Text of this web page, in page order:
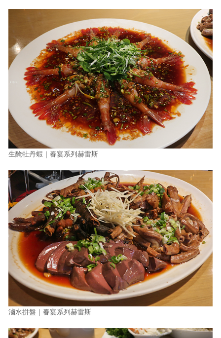
生醃牡丹蝦｜春宴系列赫雷斯
滷水拼盤｜春宴系列赫雷斯